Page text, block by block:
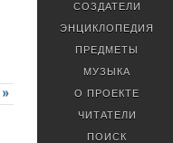
СОЗДАТЕЛИ
ЭНЦИКЛОПЕДИЯ
ПРЕДМЕТЫ
МУЗЫКА
О ПРОЕКТЕ
ЧИТАТЕЛИ
ПОИСК